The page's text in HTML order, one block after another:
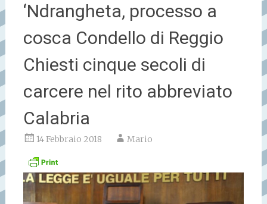
‘Ndrangheta, processo a
cosca Condello di Reggio
Chiesti cinque secoli di
carcere nel rito abbreviato
Calabria
14 Febbraio 2018 Mario